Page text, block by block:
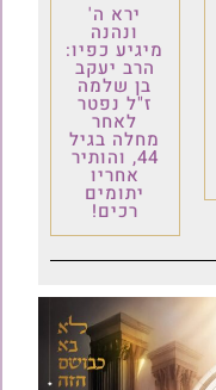
ירא ה'
ונהנה
מיגיע כפיו:
הרב יעקב
בן שלמה
ז"ל נפטר
לאחר
מחלה בגיל
44, והותיר
אחריו
יתומים
רכים!